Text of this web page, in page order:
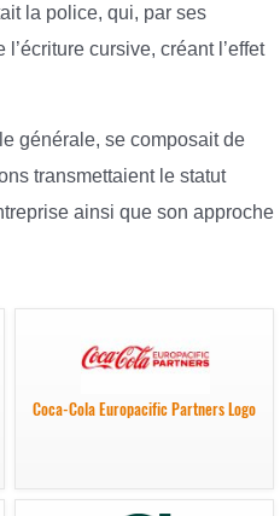
la police, qui, par ses
cursive, créant l’effet
générale, se composait de
transmettaient le statut
ainsi que son approche
Coca-Cola Europacific Partners Logo